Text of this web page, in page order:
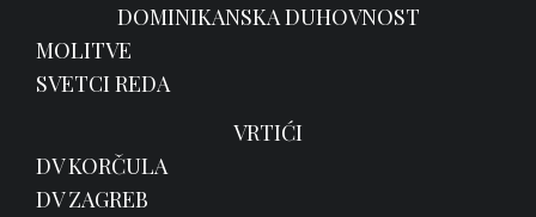
DOMINIKANSKA DUHOVNOST
MOLITVE
SVETCI REDA
VRTIĆI
DV KORČULA
DV ZAGREB